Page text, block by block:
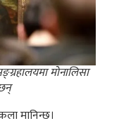
मोनालिसा
मानिन्छ।